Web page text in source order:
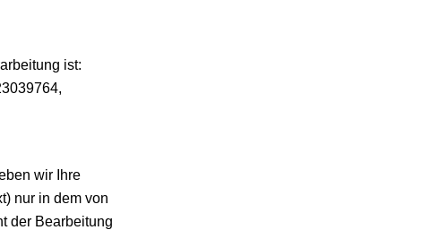
ist:
wir Ihre
nur in dem von
der Bearbeitung